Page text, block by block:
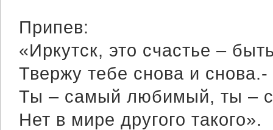
Припев:
«Иркутск, это счастье –
Твержу тебе снова и снова.-
Ты – самый любимый, ты –
Нет в мире другого такого».